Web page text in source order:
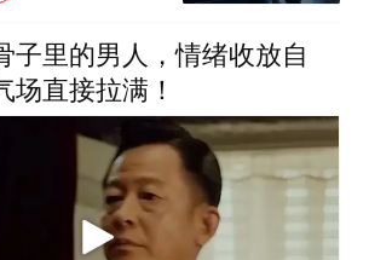
子里的男人，情绪收放自
场直接拉满！